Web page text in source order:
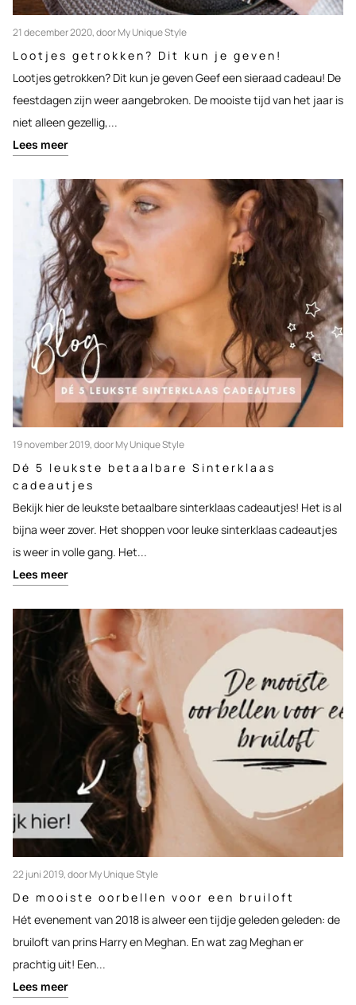
21 december 2020, door My Unique Style
Lootjes getrokken? Dit kun je geven!
Lootjes getrokken? Dit kun je geven Geef een sieraad cadeau! De
feestdagen zijn weer aangebroken. De mooiste tijd van het jaar is
niet alleen gezellig,...
Lees meer
19 november 2019, door My Unique Style
Dé 5 leukste betaalbare Sinterklaas
cadeautjes
Bekijk hier de leukste betaalbare sinterklaas cadeautjes! Het is al
bijna weer zover. Het shoppen voor leuke sinterklaas cadeautjes
is weer in volle gang. Het...
Lees meer
22 juni 2019, door My Unique Style
De mooiste oorbellen voor een bruiloft
Hét evenement van 2018 is alweer een tijdje geleden geleden: de
bruiloft van prins Harry en Meghan. En wat zag Meghan er
prachtig uit! Een...
Lees meer